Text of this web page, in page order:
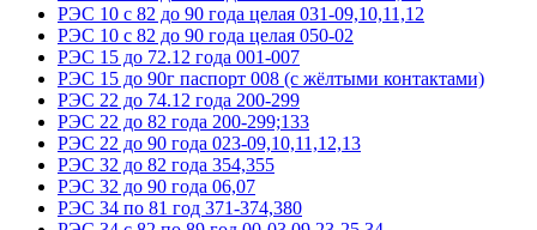
РЭС 10 с 82 до 90 года целая 031-09,10,11,12
РЭС 10 с 82 до 90 года целая 050-02
РЭС 15 до 72.12 года 001-007
РЭС 15 до 90г паспорт 008 (с жёлтыми контактами)
РЭС 22 до 74.12 года 200-299
РЭС 22 до 82 года 200-299;133
РЭС 22 до 90 года 023-09,10,11,12,13
РЭС 32 до 82 года 354,355
РЭС 32 до 90 года 06,07
РЭС 34 по 81 год 371-374,380